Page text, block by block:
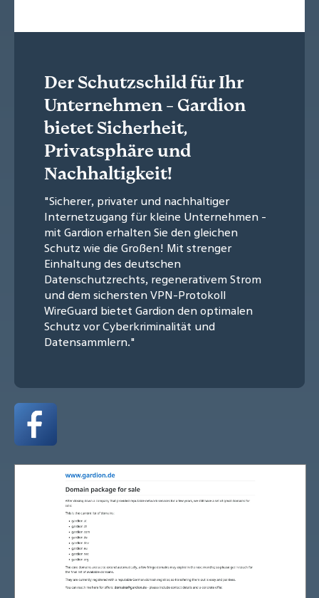
Der Schutzschild für Ihr
Unternehmen - Gardion
bietet Sicherheit,
Privatsphäre und
Nachhaltigkeit!
"Sicherer, privater und nachhaltiger
Internetzugang für kleine Unternehmen -
mit Gardion erhalten Sie den gleichen
Schutz wie die Großen! Mit strenger
Einhaltung des deutschen
Datenschutzrechts, regenerativem Strom
und dem sichersten VPN-Protokoll
WireGuard bietet Gardion den optimalen
Schutz vor Cyberkriminalität und
Datensammlern."